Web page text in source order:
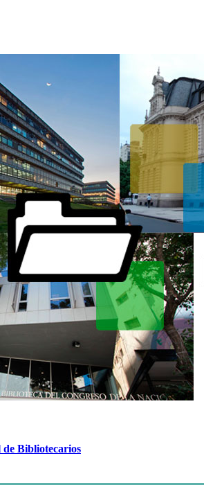
de Bibliotecarios